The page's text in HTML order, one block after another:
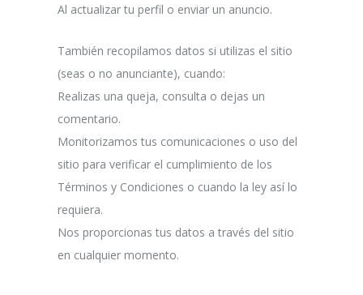
Al actualizar tu perfil o enviar un anuncio.
También recopilamos datos si utilizas el sitio
(seas o no anunciante), cuando:
Realizas una queja, consulta o dejas un
comentario.
Monitorizamos tus comunicaciones o uso del
sitio para verificar el cumplimiento de los
Términos y Condiciones o cuando la ley así lo
requiera.
Nos proporcionas tus datos a través del sitio
en cualquier momento.